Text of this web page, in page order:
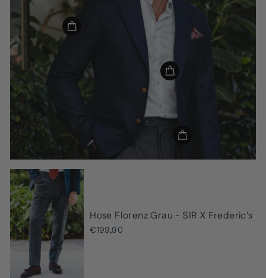
Hose Florenz Grau - SIR X Frederic's
€199,90